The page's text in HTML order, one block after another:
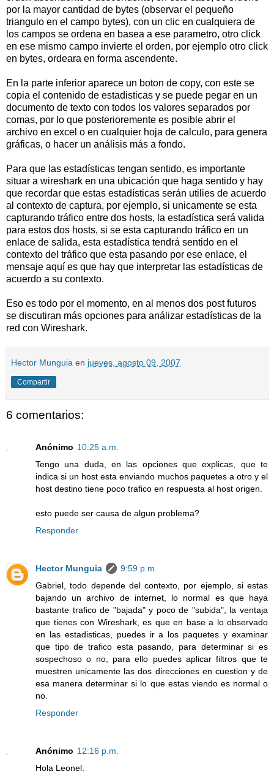
por la mayor cantidad de bytes (observar el pequeño
triangulo en el campo bytes), con un clic en cualquiera de
los campos se ordena en basea a ese parametro, otro click
en ese mismo campo invierte el orden, por ejemplo otro click
en bytes, ordeara en forma ascendente.
En la parte inferior aparece un boton de copy, con este se
copia el contenido de estadisticas y se puede pegar en un
documento de texto con todos los valores separados por
comas, por lo que posterioremente es posible abrir el
archivo en excel o en cualquier hoja de calculo, para genera
gráficas, o hacer un análisis más a fondo.
Para que las estadísticas tengan sentido, es importante
situar a wireshark en una ubicación que haga sentido y hay
que recordar que estas estadísticas serán utilies de acuerdo
al contexto de captura, por ejemplo, si unicamente se esta
capturando tráfico entre dos hosts, la estadística será valida
para estos dos hosts, si se esta capturando tráfico en un
enlace de salida, esta estadística tendrá sentido en el
contexto del tráfico que esta pasando por ese enlace, el
mensaje aquí es que hay que interpretar las estadísticas de
acuerdo a su contexto.
Eso es todo por el momento, en al menos dos post futuros
se discutiran más opciones para análizar estadísticas de la
red con Wireshark.
Hector Munguia en jueves, agosto 09, 2007
Compartir
6 comentarios:
Anónimo 10:25 a.m.
Tengo una duda, en las opciones que explicas, que te
indica si un host esta enviando muchos paquetes a otro y el
host destino tiene poco trafico en respuesta al host origen.
esto puede ser causa de algun problema?
Responder
Hector Munguia
9:59 p.m.
Gabriel, todo depende del contexto, por ejemplo, si estas
bajando un archivo de internet, lo normal es que haya
bastante trafico de "bajada" y poco de "subida", la ventaja
que tienes con Wireshark, es que en base a lo observado
en las estadisticas, puedes ir a los paquetes y examinar
que tipo de trafico esta pasando, para determinar si es
sospechoso o no, para ello puedes aplicar filtros que te
muestren unicamente las dos direcciones en cuestion y de
esa manera determinar si lo que estas viendo es normal o
no.
Responder
Anónimo 12:16 p.m.
Hola Leonel.